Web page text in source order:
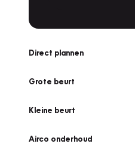
Direct plannen
Grote beurt
Kleine beurt
Airco onderhoud